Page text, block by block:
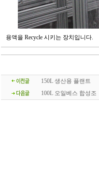
용액을 Recycle 시키는 장치입니다.
150L 생산용 플랜트
100L 오일베스 합성조